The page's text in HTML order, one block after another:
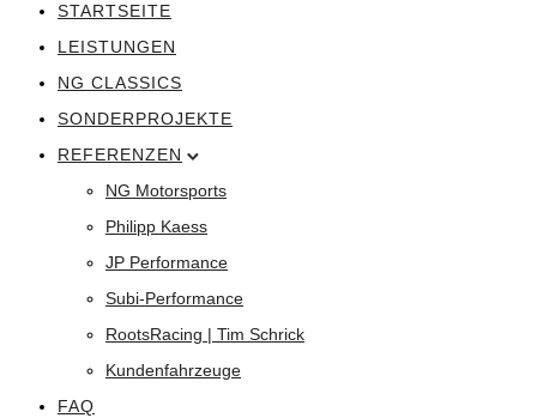
STARTSEITE
LEISTUNGEN
NG CLASSICS
SONDERPROJEKTE
REFERENZEN
NG Motorsports
Philipp Kaess
JP Performance
Subi-Performance
RootsRacing | Tim Schrick
Kundenfahrzeuge
FAQ